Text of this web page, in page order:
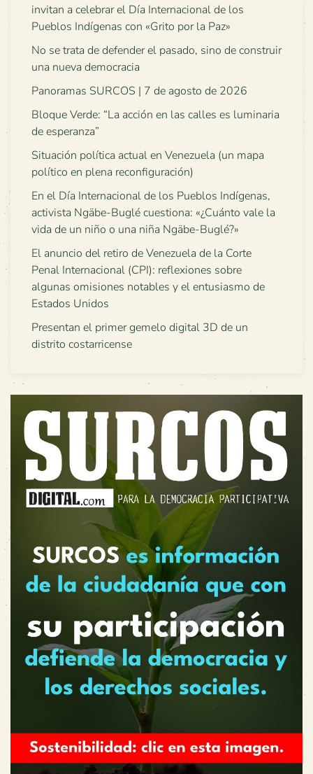
invitan a celebrar el Día Internacional de los
Pueblos Indígenas con «Grito por la Paz»
No se trata de defender el pasado, sino de construir
una nueva democracia
Panoramas SURCOS | 7 de agosto de 2026
Bloque Verde: “La acción en las calles es luminaria
de esperanza”
Situación política actual en Venezuela (un mapa
político en plena reconfiguración)
En el Día Internacional de los Pueblos Indígenas,
activista Ngäbe-Buglé cuestiona: «¿Cuánto vale la
vida de un niño o una niña Ngäbe-Buglé?»
El anuncio del retiro de Venezuela de la Corte
Penal Internacional (CPI): reflexiones sobre
algunas omisiones notables y el entusiasmo de
Estados Unidos
Presentan el primer gemelo digital 3D de un
distrito costarricense